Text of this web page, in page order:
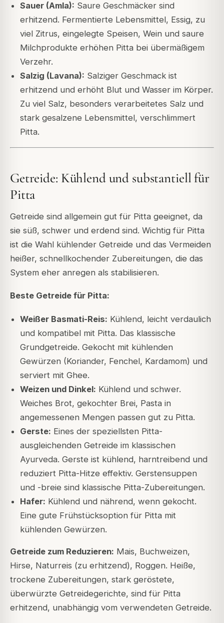
Sauer (Amla): Saure Geschmäcker sind
erhitzend. Fermentierte Lebensmittel, Essig, zu
viel Zitrus, eingelegte Speisen, Wein und saure
Milchprodukte erhöhen Pitta bei übermäßigem
Verzehr.
Salzig (Lavana): Salziger Geschmack ist
erhitzend und erhöht Blut und Wasser im Körper.
Zu viel Salz, besonders verarbeitetes Salz und
stark gesalzene Lebensmittel, verschlimmert
Pitta.
Getreide: Kühlend und substantiell für
Pitta
Getreide sind allgemein gut für Pitta geeignet, da
sie süß, schwer und erdend sind. Wichtig für Pitta
ist die Wahl kühlender Getreide und das Vermeiden
heißer, schnellkochender Zubereitungen, die das
System eher anregen als stabilisieren.
Beste Getreide für Pitta:
Weißer Basmati-Reis: Kühlend, leicht verdaulich
und kompatibel mit Pitta. Das klassische
Grundgetreide. Gekocht mit kühlenden
Gewürzen (Koriander, Fenchel, Kardamom) und
serviert mit Ghee.
Weizen und Dinkel: Kühlend und schwer.
Weiches Brot, gekochter Brei, Pasta in
angemessenen Mengen passen gut zu Pitta.
Gerste: Eines der speziellsten Pitta-
ausgleichenden Getreide im klassischen
Ayurveda. Gerste ist kühlend, harntreibend und
reduziert Pitta-Hitze effektiv. Gerstensuppen
und -breie sind klassische Pitta-Zubereitungen.
Hafer: Kühlend und nährend, wenn gekocht.
Eine gute Frühstücksoption für Pitta mit
kühlenden Gewürzen.
Getreide zum Reduzieren: Mais, Buchweizen,
Hirse, Naturreis (zu erhitzend), Roggen. Heiße,
trockene Zubereitungen, stark geröstete,
überwürzte Getreidegerichte, sind für Pitta
erhitzend, unabhängig vom verwendeten Getreide.